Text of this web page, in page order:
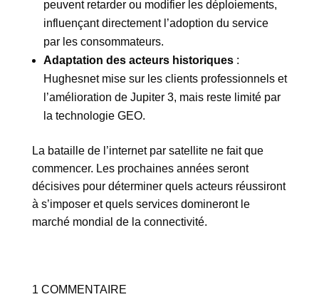
peuvent retarder ou modifier les déploiements,
influençant directement l’adoption du service
par les consommateurs.
Adaptation des acteurs historiques:
Hughesnet mise sur les clients professionnels et
l’amélioration de Jupiter 3, mais reste limité par
la technologie GEO.
La bataille de l’internet par satellite ne fait que
commencer. Les prochaines années seront
décisives pour déterminer quels acteurs réussiront
à s’imposer et quels services domineront le
marché mondial de la connectivité.
1 COMMENTAIRE